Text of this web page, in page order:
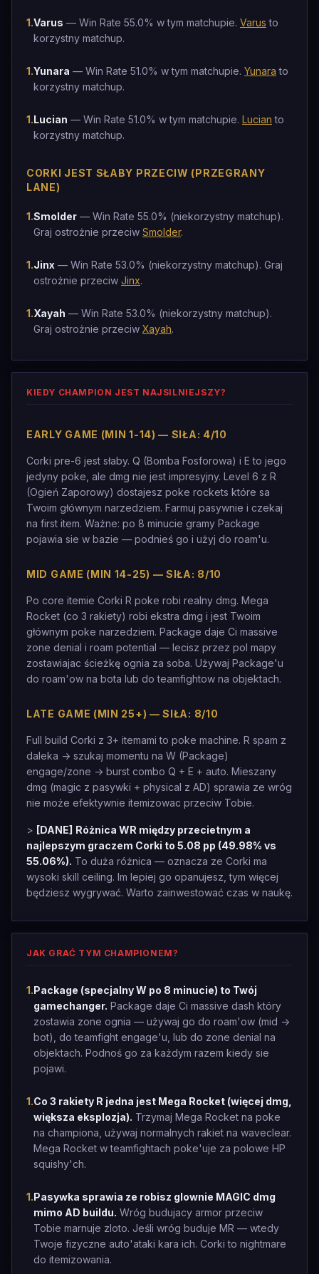
1.Varus — Win Rate 55.0% w tym matchupie. Varus to
korzystny matchup.
1.Yunara — Win Rate 51.0% w tym matchupie. Yunara to
korzystny matchup.
1.Lucian — Win Rate 51.0% w tym matchupie. Lucian to
korzystny matchup.
CORKI JEST SŁABY PRZECIW (PRZEGRANY
LANE)
1.Smolder — Win Rate 55.0% (niekorzystny matchup).
Graj ostrożnie przeciw Smolder.
1.Jinx — Win Rate 53.0% (niekorzystny matchup). Graj
ostrożnie przeciw Jinx.
1.Xayah — Win Rate 53.0% (niekorzystny matchup).
Graj ostrożnie przeciw Xayah.
KIEDY CHAMPION JEST NAJSILNIEJSZY?
EARLY GAME (MIN 1-14) — SIŁA: 4/10
Corki pre-6 jest słaby. Q (Bomba Fosforowa) i E to jego
jedyny poke, ale dmg nie jest impresyjny. Level 6 z R
(Ogień Zaporowy) dostajesz poke rockets które sa
Twoim głównym narzedziem. Farmuj pasywnie i czekaj
na first item. Ważne: po 8 minucie gramy Package
pojawia sie w bazie — podnieś go i użyj do roam'u.
MID GAME (MIN 14-25) — SIŁA: 8/10
Po core itemie Corki R poke robi realny dmg. Mega
Rocket (co 3 rakiety) robi ekstra dmg i jest Twoim
głównym poke narzedziem. Package daje Ci massive
zone denial i roam potential — lecisz przez pol mapy
zostawiajac ścieżkę ognia za soba. Używaj Package'u
do roam'ow na bota lub do teamfightow na objektach.
LATE GAME (MIN 25+) — SIŁA: 8/10
Full build Corki z 3+ itemami to poke machine. R spam z
daleka -> szukaj momentu na W (Package)
engage/zone -> burst combo Q + E + auto. Mieszany
dmg (magic z pasywki + physical z AD) sprawia ze wróg
nie może efektywnie itemizowac przeciw Tobie.
> [DANE] Różnica WR między przecietnym a
najlepszym graczem Corki to 5.08 pp (49.98% vs
55.06%). To duża różnica — oznacza ze Corki ma
wysoki skill ceiling. Im lepiej go opanujesz, tym więcej
będziesz wygrywać. Warto zainwestować czas w naukę.
JAK GRAĆ TYM CHAMPIONEM?
1.Package (specjalny W po 8 minucie) to Twój
gamechanger. Package daje Ci massive dash który
zostawia zone ognia — używaj go do roam'ow (mid ->
bot), do teamfight engage'u, lub do zone denial na
objektach. Podnoś go za każdym razem kiedy sie
pojawi.
1.Co 3 rakiety R jedna jest Mega Rocket (więcej dmg,
większa eksplozja). Trzymaj Mega Rocket na poke
na championa, używaj normalnych rakiet na waveclear.
Mega Rocket w teamfightach poke'uje za polowe HP
squishy'ch.
1.Pasywka sprawia ze robisz glownie MAGIC dmg
mimo AD buildu. Wróg budujacy armor przeciw
Tobie marnuje zloto. Jeśli wróg buduje MR — wtedy
Twoje fizyczne auto'ataki kara ich. Corki to nightmare
do itemizowania.